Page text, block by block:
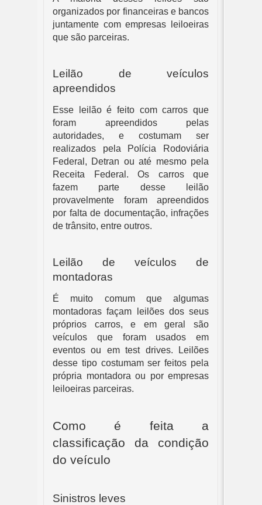
organizados por financeiras e bancos
juntamente com empresas leiloeiras
que são parceiras.
Leilão de veículos
apreendidos
Esse leilão é feito com carros que
foram apreendidos pelas
autoridades, e costumam ser
realizados pela Polícia Rodoviária
Federal, Detran ou até mesmo pela
Receita Federal. Os carros que
fazem parte desse leilão
provavelmente foram apreendidos
por falta de documentação, infrações
de trânsito, entre outros.
Leilão de veículos de
montadoras
É muito comum que algumas
montadoras façam leilões dos seus
próprios carros, e em geral são
veículos que foram usados em
eventos ou em test drives. Leilões
desse tipo costumam ser feitos pela
própria montadora ou por empresas
leiloeiras parceiras.
Como é feita a
classificação da condição
do veículo
Sinistros leves